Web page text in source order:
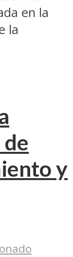
en la
la
y